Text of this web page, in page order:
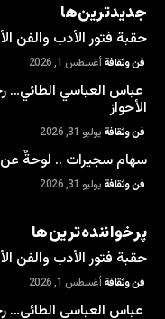
جدیدترین‌ها
حقبة فتور الأدب والفن
فن وثقافة أغسطس 1, 2026
عباس العباسي الطائي…
الأحواز
فن وثقافة يوليو 31, 2026
سهام سجيرات .. لوحةٌ عن
فن وثقافة يوليو 31, 2026
پرخواننده‌ترین‌ها
حقبة فتور الأدب والفن
فن وثقافة أغسطس 1, 2026
عباس العباسي الطائي…